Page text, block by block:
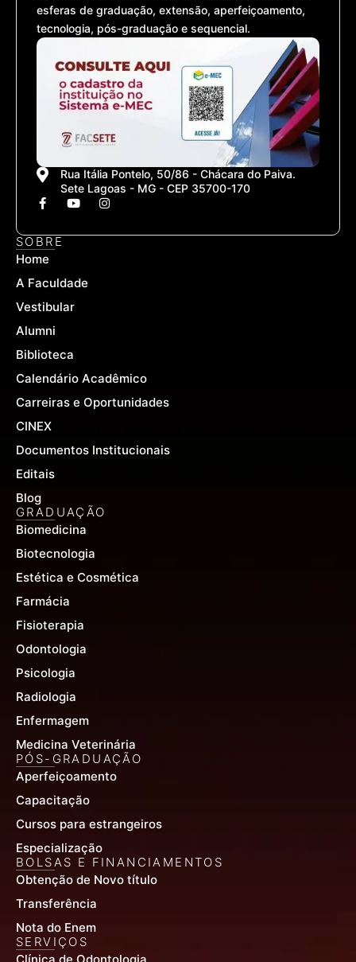
esferas de graduação, extensão, aperfeiçoamento,
tecnologia, pós-graduação e sequencial.
Rua Itália Pontelo, 50/86 - Chácara do Paiva.
Sete Lagoas - MG - CEP 35700-170
F
a
e
b
o
k
f
Y
o
t
I
n
t
SOBRE
Home
A Faculdade
Vestibular
Alumni
Biblioteca
Calendário Acadêmico
Carreiras e Oportunidades
CINEX
Documentos Institucionais
Editais
Blog
GRADUAÇÃO
Biomedicina
Biotecnologia
Estética e Cosmética
Farmácia
Fisioterapia
Odontologia
Psicologia
Radiologia
Enfermagem
Medicina Veterinária
PÓS-GRADUAÇÃO
Aperfeiçoamento
Capacitação
Cursos para estrangeiros
Especialização
BOLSAS E FINANCIAMENTOS
Obtenção de Novo título
Transferência
Nota do Enem
SERVIÇOS